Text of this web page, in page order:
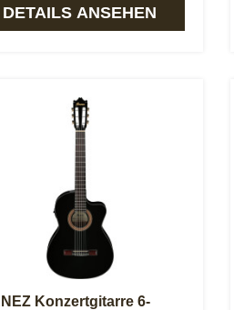
DETAILS ANSEHEN
Konzertgitarre 6-